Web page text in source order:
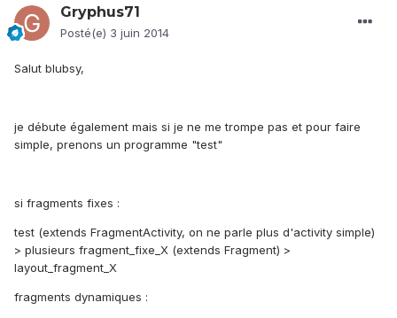
Gryphus71
Posté(e) 3 juin 2014
Salut blubsy,
je débute également mais si je ne me trompe pas et pour faire
simple, prenons un programme "test"
si fragments fixes :
test (extends FragmentActivity, on ne parle plus d'activity simple)
> plusieurs fragment_fixe_X (extends Fragment) >
layout_fragment_X
fragments dynamiques :